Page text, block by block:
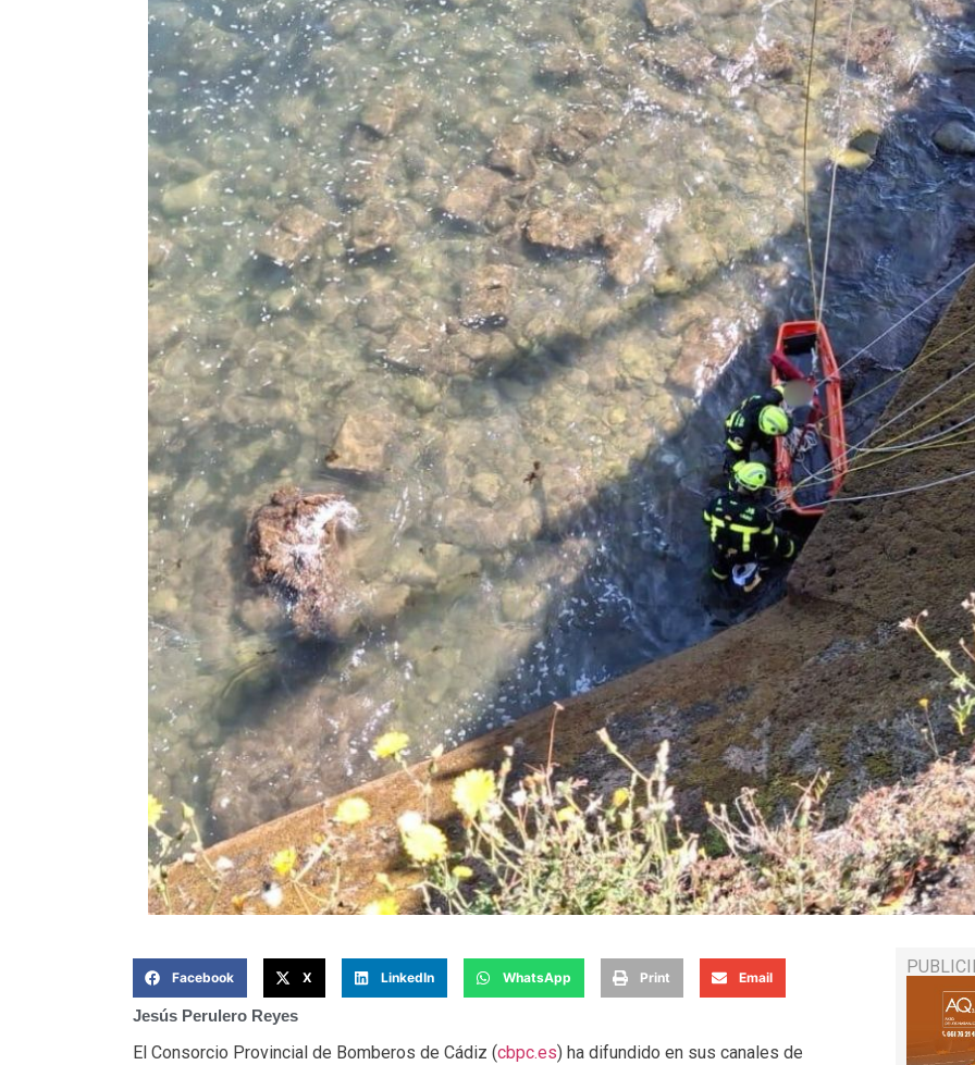
Facebook X LinkedIn WhatsApp Print Email
Jesús Perulero Reyes
El Consorcio Provincial de Bomberos de Cádiz (cbpc.es) ha difundido en sus canales de